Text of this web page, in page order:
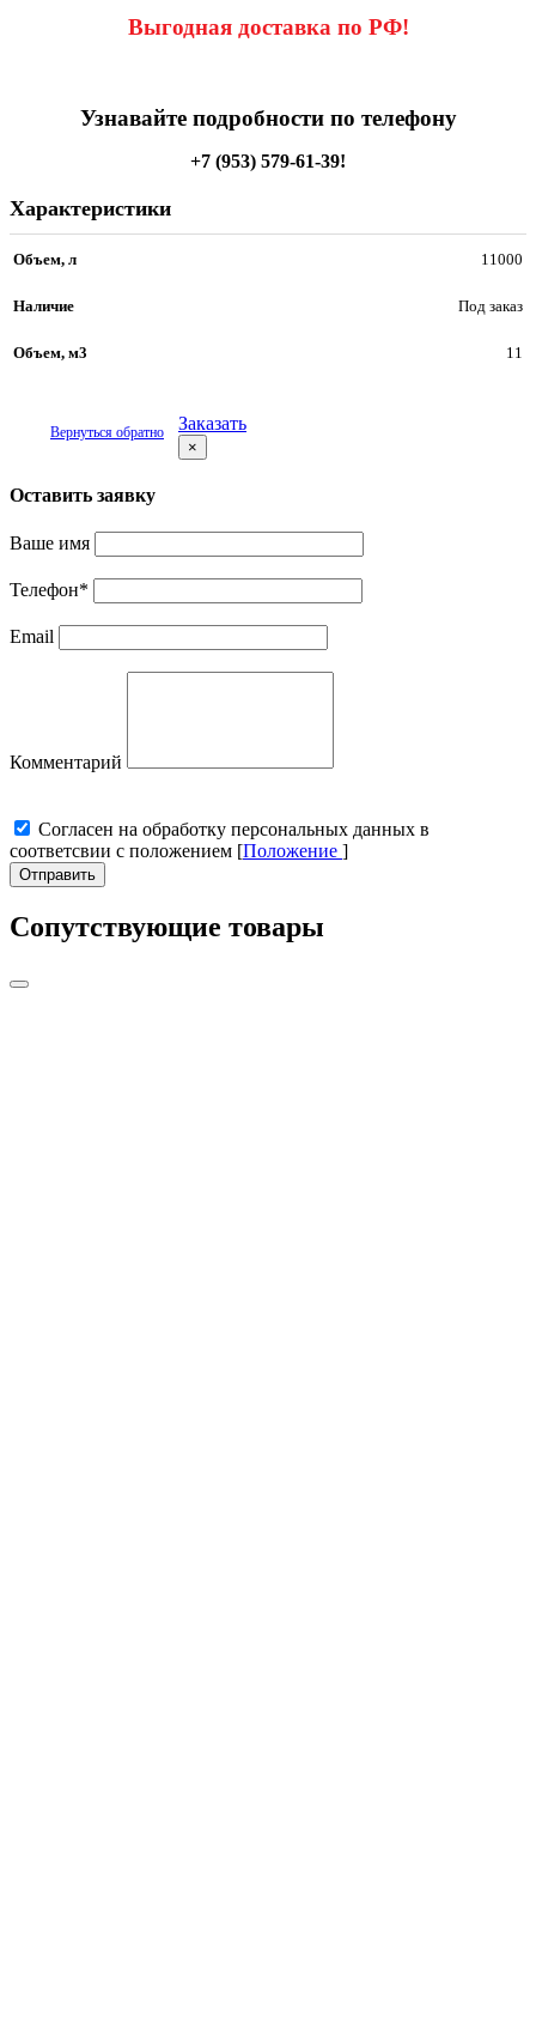
Выгодная доставка по РФ!
Узнавайте подробности по телефону
+7 (953) 579-61-39!
Характеристики
Объем, л 11000
Наличие Под заказ
Объем, м3 11
Вернуться обратно Заказать
×
Оставить заявку
Ваше имя
Телефон*
Email
Комментарий
Cогласен на обработку персональных данных в
соответсвии с положением [Положение ]
Отправить
Сопутствующие товары